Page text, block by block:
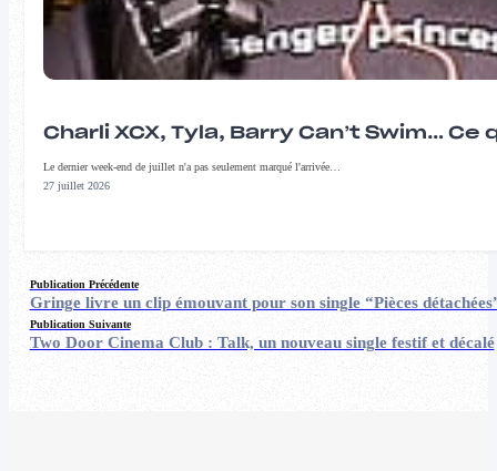
Charli XCX, Tyla, Barry Can’t Swim…
Le dernier week-end de juillet n'a pas seulement marqué l'arrivée…
27 juillet 2026
Publication Précédente
Gringe livre un clip émouvant pour son single “Pièces
Publication Suivante
Two Door Cinema Club : Talk, un nouveau single festif et décalé